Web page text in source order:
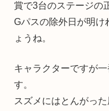
賞で3台のステージの
Gパスの除外日が明け
ょうね。
キャラクターですが
す。
スズメにはとんがっ